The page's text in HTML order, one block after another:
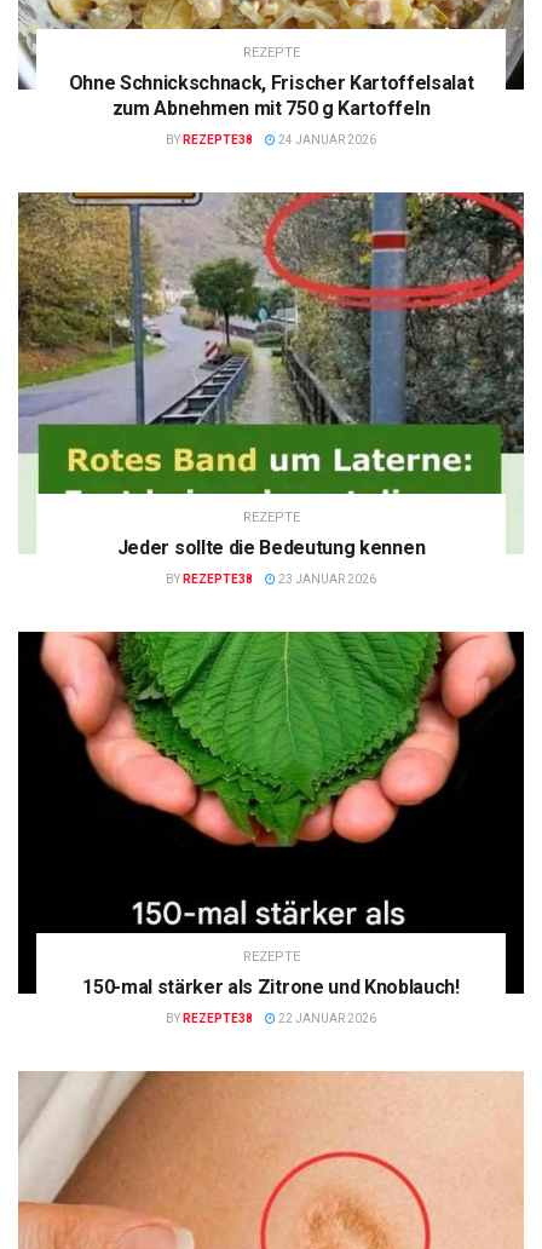
REZEPTE
Ohne Schnickschnack, Frischer Kartoffelsalat
zum Abnehmen mit 750 g Kartoffeln
BY REZEPTE38 24 JANUAR 2026
REZEPTE
Jeder sollte die Bedeutung kennen
BY REZEPTE38 23 JANUAR 2026
REZEPTE
150-mal stärker als Zitrone und Knoblauch!
BY REZEPTE38 22 JANUAR 2026